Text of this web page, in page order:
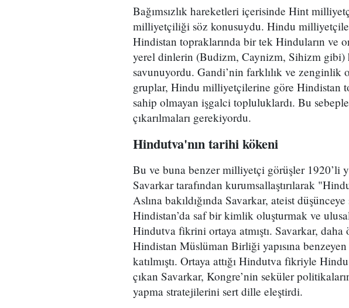
Bağımsızlık hareketleri içerisinde Hint
milliyetçiliği söz konusuydu. Hindu
Hindistan topraklarında bir tek Hinduların ve
yerel dinlerin (Budizm, Caynizm, Sihizm gibi)
savunuyordu. Gandi’nin farklılık ve
gruplar, Hindu milliyetçilerine göre Hindistan
sahip olmayan işgalci topluluklardı. Bu
çıkarılmaları gerekiyordu.
Hindutva'nın tarihi kökeni
Bu ve buna benzer milliyetçi görüşler 1920’li
Savarkar tarafından kurumsallaştırılarak
Aslına bakıldığında Savarkar, ateist
Hindistan’da saf bir kimlik oluşturmak ve
Hindutva fikrini ortaya atmıştı. Savarkar,
Hindistan Müslüman Birliği yapısına
katılmıştı. Ortaya attığı Hindutva fikriyle
çıkan Savarkar, Kongre’nin seküler
yapma stratejilerini sert dille eleştirdi.